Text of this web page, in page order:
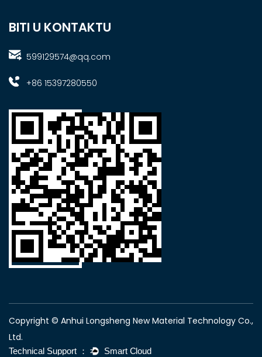
BITI U KONTAKTU
599129574@qq.com
+86 15397280550
Copyright © Anhui Longsheng New Material Technology Co.,
Ltd.